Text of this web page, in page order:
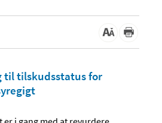
til tilskudsstatus for